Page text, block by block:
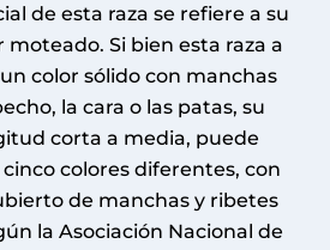
de esta raza se refiere a su
Si bien esta raza a
color sólido con manchas
la cara o las patas, su
corta a media, puede
colores diferentes, con
de manchas y ribetes
la Asociación Nacional de